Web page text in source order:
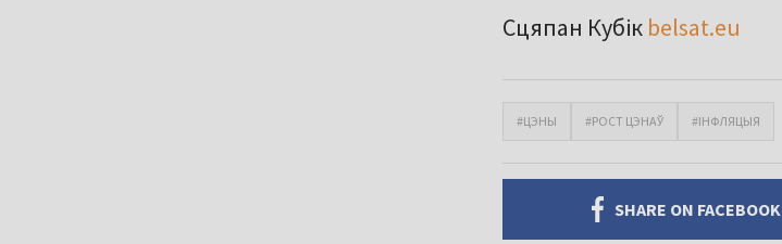
Сцяпан Кубік belsat.eu
#ЦЭНЫ #РОСТ ЦЭНАЎ #ІНФЛЯЦЫЯ
SHARE ON FACEBOOK